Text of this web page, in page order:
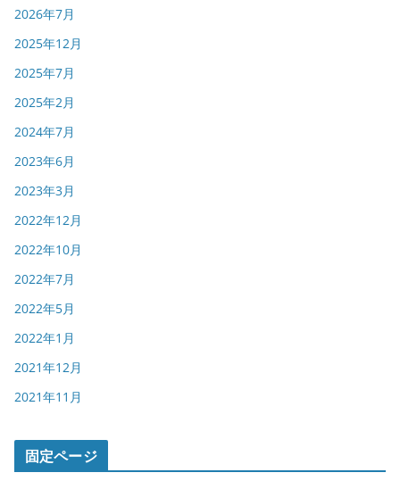
2026年7月
2025年12月
2025年7月
2025年2月
2024年7月
2023年6月
2023年3月
2022年12月
2022年10月
2022年7月
2022年5月
2022年1月
2021年12月
2021年11月
固定ページ